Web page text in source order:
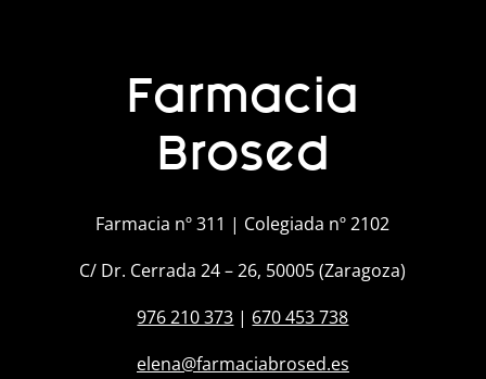
Farmacia
Brosed
Farmacia nº 311 | Colegiada nº 2102
C/ Dr. Cerrada 24 – 26, 50005 (Zaragoza)
976 210 373 | 670 453 738
elena@farmaciabrosed.es